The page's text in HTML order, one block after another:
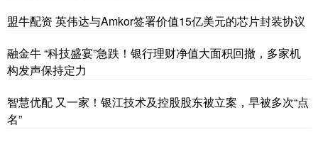
盟牛配资 英伟达与Amkor签署价值15亿美元的芯片封装协议
融金牛 “科技盛宴”急跌！银行理财净值大面积回撤，多家机
构发声保持定力
智慧优配 又一家！银江技术及控股股东被立案，早被多次“点
名”